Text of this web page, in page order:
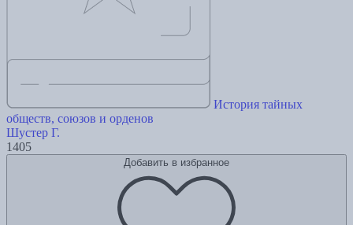
История тайных
обществ, союзов и орденов
Шустер Г.
1405
Добавить в избранное